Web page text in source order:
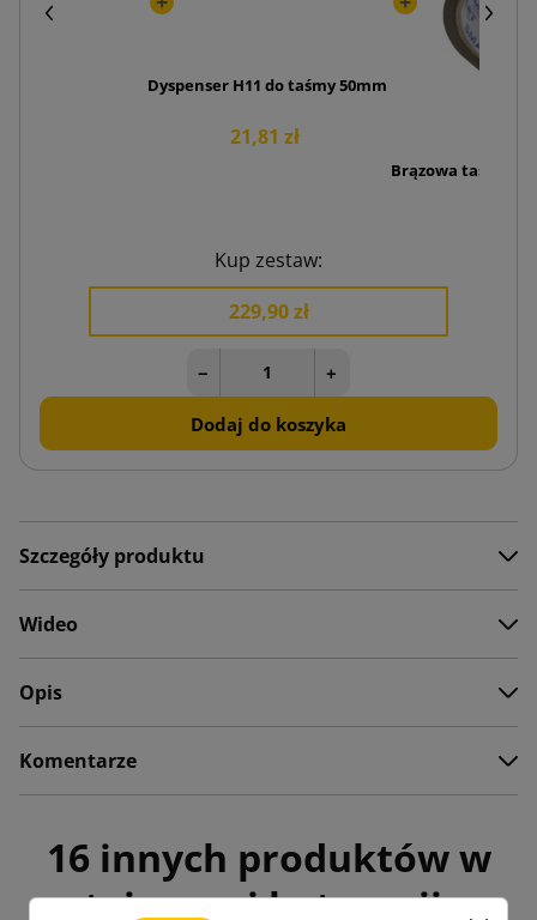
Dyspenser H11 do taśmy 50mm
21,81 zł
Brązowa taśma
Kup zestaw:
229,90 zł
− +
Dodaj do koszyka
Szczegóły produktu
Wideo
Opis
Komentarze
16 innych produktów w
tej samej kategorii: